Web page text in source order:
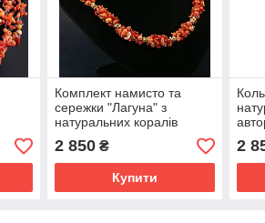
Комплект намисто та
сережки "Лагуна" з
натуральних коралів
2 850₴
Купити
2